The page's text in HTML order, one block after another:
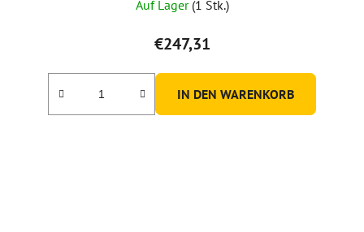
Auf Lager (1 Stk.)
€247,31
IN DEN WARENKORB